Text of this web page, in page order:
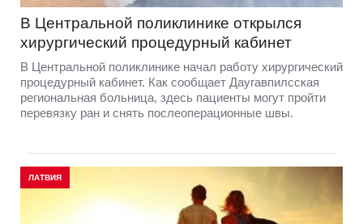
В Центральной поликлинике открылся
хирургический процедурный кабинет
В Центральной поликлинике начал работу хирургический
процедурный кабинет. Как сообщает Даугавпилсская
региональная больница, здесь пациенты могут пройти
перевязку ран и снять послеоперационные швы.
ЛАТВИЯ